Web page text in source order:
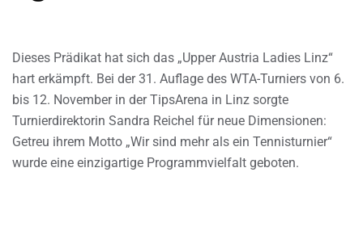
Dieses Prädikat hat sich das „Upper Austria Ladies Linz“
hart erkämpft. Bei der 31. Auflage des WTA-Turniers von 6.
bis 12. November in der TipsArena in Linz sorgte
Turnierdirektorin Sandra Reichel für neue Dimensionen:
Getreu ihrem Motto „Wir sind mehr als ein Tennisturnier“
wurde eine einzigartige Programmvielfalt geboten.